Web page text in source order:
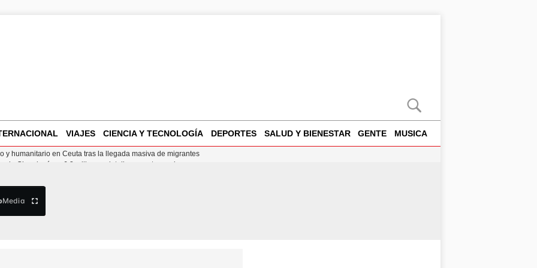
VIAJES CIENCIA Y TECNOLOGÍA DEPORTES SALUD Y BIENESTAR GENTE MUSICA
de Chamberí por 6,3 millones: detalles y controversias
y humanitario en Ceuta tras la llegada masiva de migrantes
Media